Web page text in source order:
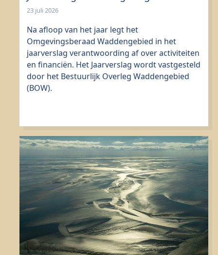
23 juli 2026
Na afloop van het jaar legt het
Omgevingsberaad Waddengebied in het
jaarverslag verantwoording af over activiteiten
en financiën. Het Jaarverslag wordt vastgesteld
door het Bestuurlijk Overleg Waddengebied
(BOW).